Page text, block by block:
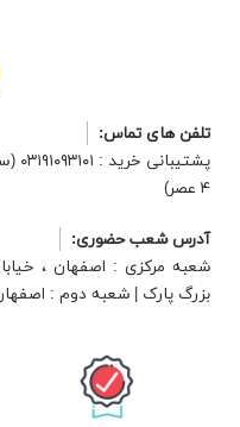
تلفن های تماس:
۴ عصر)
آدرس شعب حضوری:
شعبه مرکزی : اصفهان ،
بزرگ پارک | شعبه دوم :